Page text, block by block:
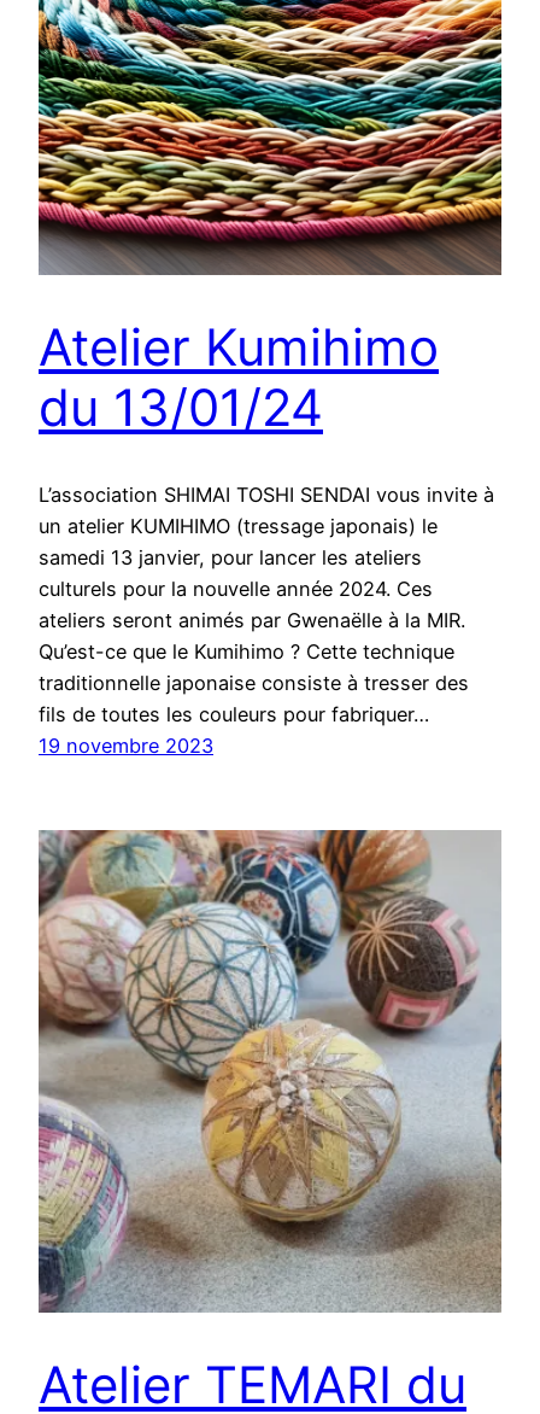
Atelier Kumihimo
du 13/01/24
L’association SHIMAI TOSHI SENDAI vous invite à
un atelier KUMIHIMO (tressage japonais) le
samedi 13 janvier, pour lancer les ateliers
culturels pour la nouvelle année 2024. Ces
ateliers seront animés par Gwenaëlle à la MIR.
Qu’est-ce que le Kumihimo ? Cette technique
traditionnelle japonaise consiste à tresser des
fils de toutes les couleurs pour fabriquer…
19 novembre 2023
Atelier TEMARI du